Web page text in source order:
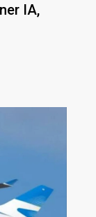
IA,